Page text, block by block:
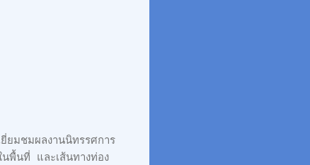
มชมผลงานนิทรรศการ
นพื้นที่ และเส้นทางท่อง